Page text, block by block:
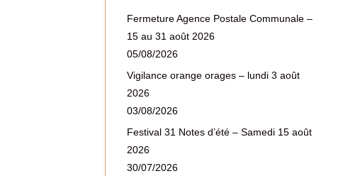
Fermeture Agence Postale Communale –
15 au 31 août 2026
05/08/2026
Vigilance orange orages – lundi 3 août
2026
03/08/2026
Festival 31 Notes d’été – Samedi 15 août
2026
30/07/2026